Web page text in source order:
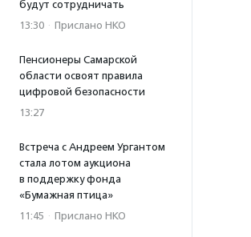
будут сотрудничать
13:30 · Прислано НКО
Пенсионеры Самарской
области освоят правила
цифровой безопасности
13:27
Встреча с Андреем Ургантом
стала лотом аукциона
в поддержку фонда
«Бумажная птица»
11:45 · Прислано НКО